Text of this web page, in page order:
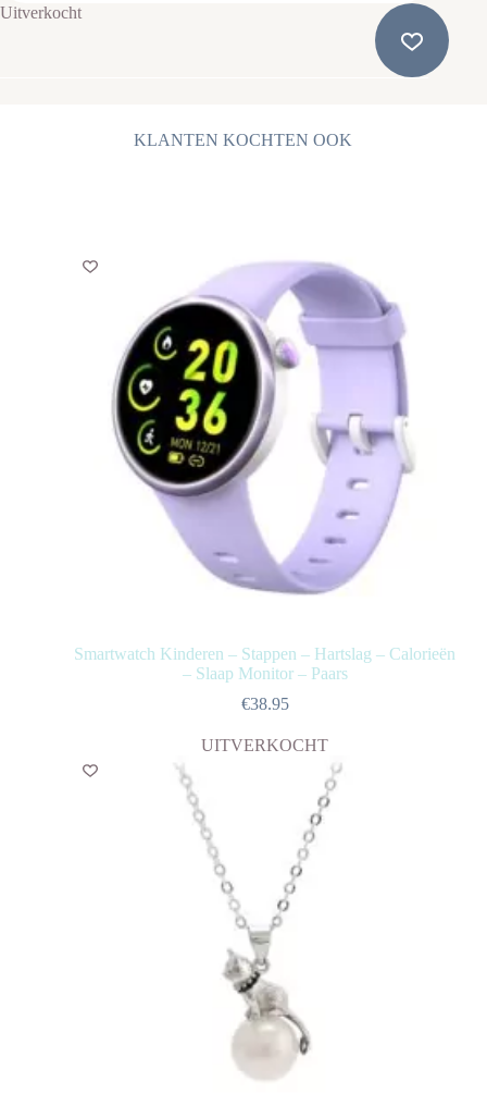
Uitverkocht
KLANTEN KOCHTEN OOK
Smartwatch Kinderen – Stappen – Hartslag – Calorieën
– Slaap Monitor – Paars
€38.95
UITVERKOCHT